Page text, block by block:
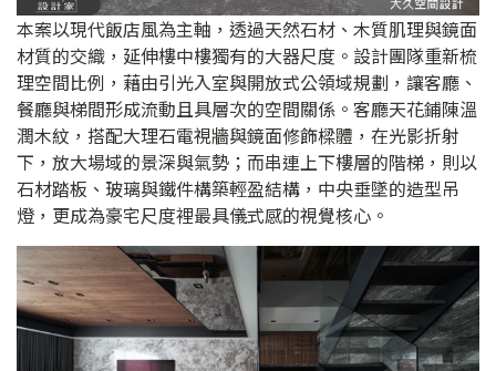
本案以現代飯店風為主軸，透過天然石材、木質肌理與鏡面
材質的交織，延伸樓中樓獨有的大器尺度。設計團隊重新梳
理空間比例，藉由引光入室與開放式公領域規劃，讓客廳、
餐廳與梯間形成流動且具層次的空間關係。客廳天花鋪陳溫
潤木紋，搭配大理石電視牆與鏡面修飾樑體，在光影折射
下，放大場域的景深與氣勢；而串連上下樓層的階梯，則以
石材踏板、玻璃與鐵件構築輕盈結構，中央垂墜的造型吊
燈，更成為豪宅尺度裡最具儀式感的視覺核心。